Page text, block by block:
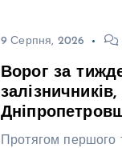
9 Серпня, 2026
Ворог за
Протягом першого